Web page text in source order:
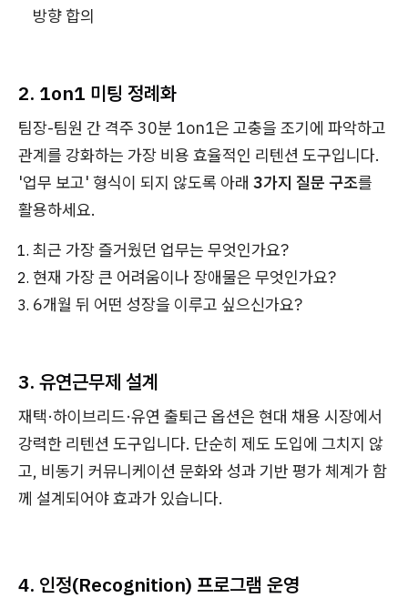
방향 합의
2. 1on1 미팅 정례화
팀장-팀원 간 격주 30분 1on1은 고충을 조기에 파악하고
관계를 강화하는 가장 비용 효율적인 리텐션 도구입니다.
'업무 보고' 형식이 되지 않도록 아래 3가지 질문 구조를
활용하세요.
최근 가장 즐거웠던 업무는 무엇인가요?
현재 가장 큰 어려움이나 장애물은 무엇인가요?
6개월 뒤 어떤 성장을 이루고 싶으신가요?
3. 유연근무제 설계
재택·하이브리드·유연 출퇴근 옵션은 현대 채용 시장에서
강력한 리텐션 도구입니다. 단순히 제도 도입에 그치지 않
고, 비동기 커뮤니케이션 문화와 성과 기반 평가 체계가 함
께 설계되어야 효과가 있습니다.
4. 인정(Recognition) 프로그램 운영